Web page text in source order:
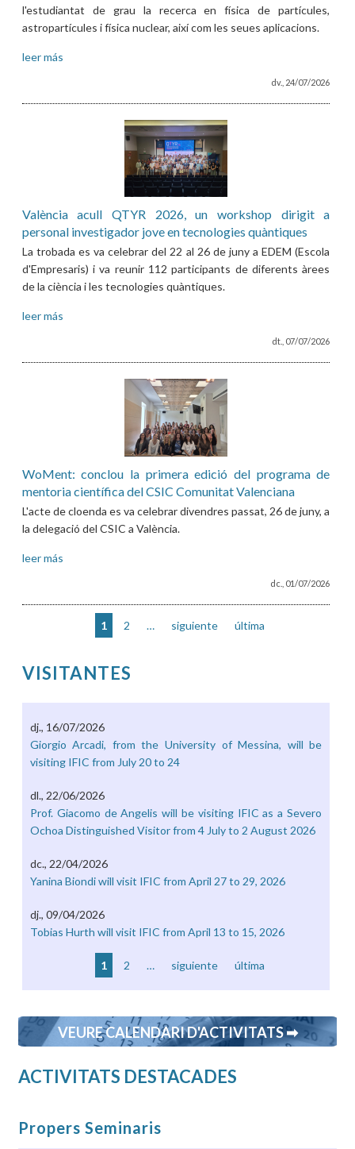
l'estudiantat de grau la recerca en física de partícules,
astropartícules i física nuclear, així com les seues aplicacions.
leer más
dv., 24/07/2026
València acull QTYR 2026, un workshop dirigit a
personal investigador jove en tecnologies quàntiques
La trobada es va celebrar del 22 al 26 de juny a EDEM (Escola
d'Empresaris) i va reunir 112 participants de diferents àrees
de la ciència i les tecnologies quàntiques.
leer más
dt., 07/07/2026
WoMent: conclou la primera edició del programa de
mentoria científica del CSIC Comunitat Valenciana
L'acte de cloenda es va celebrar divendres passat, 26 de juny, a
la delegació del CSIC a València.
leer más
dc., 01/07/2026
1 2 … siguiente última
VISITANTES
dj., 16/07/2026
Giorgio Arcadi, from the University of Messina, will be
visiting IFIC from July 20 to 24
dl., 22/06/2026
Prof. Giacomo de Angelis will be visiting IFIC as a Severo
Ochoa Distinguished Visitor from 4 July to 2 August 2026
dc., 22/04/2026
Yanina Biondi will visit IFIC from April 27 to 29, 2026
dj., 09/04/2026
Tobias Hurth will visit IFIC from April 13 to 15, 2026
Pàgines
1 2 … siguiente última
VEURE CALENDARI D'ACTIVITATS ➡
ACTIVITATS DESTACADES
Propers Seminaris